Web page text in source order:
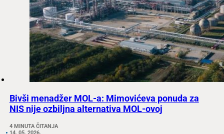
Bivši menadžer MOL-a: Mimovićeva ponuda za
NIS nije ozbiljna alternativa MOL-ovoj
4 MINUTA ČITANJA